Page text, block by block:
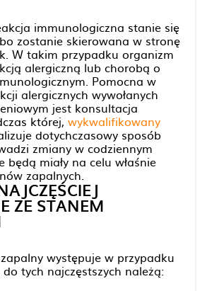
immunologiczna stanie się
zostanie skierowana w stronę
W takim przypadku organizm
alergiczną lub chorobą o
Pomocna w
alergicznych wywołanych
jest konsultacja
której, wykwalifikowany
dotychczasowy sposób
zmiany w codziennym
będą miały na celu właśnie
zapalnych.
ZE STANEM
występuje w przypadku
tych najczęstszych należą: